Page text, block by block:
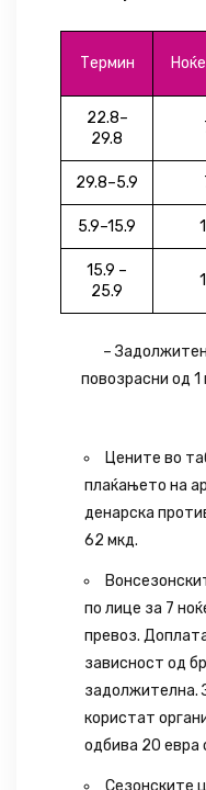
Термин
22.8–
29.8
29.8–5.9
5.9–15.9
15.9 –
25.9
–
повозрасни од 1
Цените во
плаќањето на
денарска
62 мкд.
по лице за 7
превоз.
зависност од
задолжителна.
користат
одбива 20 евра
Сезонските